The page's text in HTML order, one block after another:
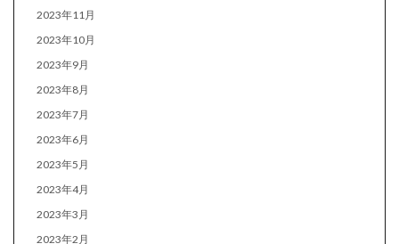
2023年11月
2023年10月
2023年9月
2023年8月
2023年7月
2023年6月
2023年5月
2023年4月
2023年3月
2023年2月